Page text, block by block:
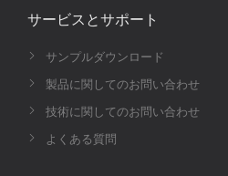
サービスとサポート
サンプルダウンロード
製品に関してのお問い合わせ
技術に関してのお問い合わせ
よくある質問